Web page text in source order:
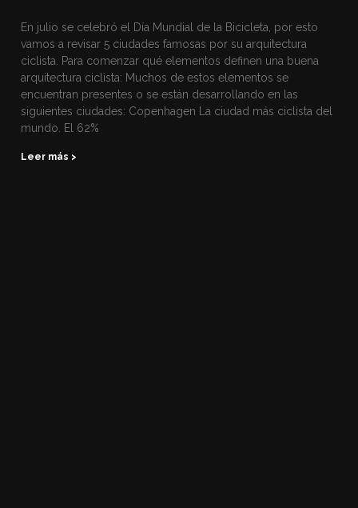
En julio se celebró el Día Mundial de la Bicicleta, por esto
vamos a revisar 5 ciudades famosas por su arquitectura
ciclista. Para comenzar qué elementos definen una buena
arquitectura ciclista: Muchos de estos elementos se
encuentran presentes o se están desarrollando en las
siguientes ciudades: Copenhagen La ciudad más ciclista del
mundo. El 62%
Leer más >